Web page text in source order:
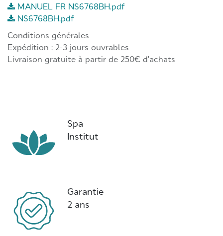
MANUEL FR NS6768BH.pdf
NS6768BH.pdf
Conditions générales
Expédition : 2-3 jours ouvrables
Livraison gratuite à partir de 250€ d'achats
Spa
Institut
Garantie
2 ans